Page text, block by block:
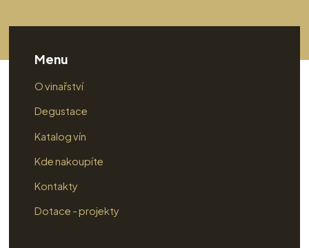
Menu
O vinařství
Degustace
Katalog vín
Kde nakoupíte
Kontakty
Dotace - projekty